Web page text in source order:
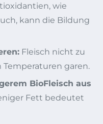
wie
kann die Bildung
Fleisch nicht zu
garen.
BioFleisch aus
Fett bedeutet